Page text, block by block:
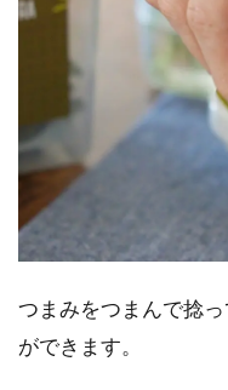
つまみをつまんで捻
ができます。